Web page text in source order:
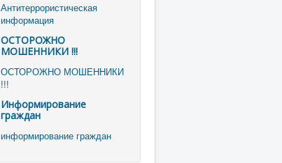
Антитеррористическая
информация
ОСТОРОЖНО
МОШЕННИКИ !!!
ОСТОРОЖНО МОШЕННИКИ
!!!
Информирование
граждан
информирование граждан